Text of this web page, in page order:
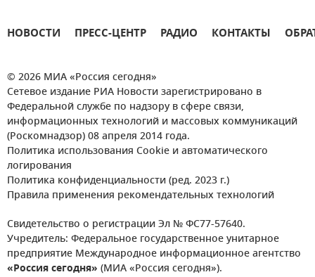
НОВОСТИ ПРЕСС-ЦЕНТР РАДИО КОНТАКТЫ
© 2026 МИА «Россия сегодня»
Сетевое издание РИА Новости зарегистрировано в
Федеральной службе по надзору в сфере связи,
информационных технологий и массовых коммуникаций
(Роскомнадзор) 08 апреля 2014 года.
Политика использования Cookie и автоматического
логирования
Политика конфиденциальности (ред. 2023 г.)
Правила применения рекомендательных технологий
Свидетельство о регистрации Эл № ФС77-57640.
Учредитель: Федеральное государственное унитарное
предприятие Международное информационное агентство
«Россия сегодня» (МИА «Россия сегодня»).